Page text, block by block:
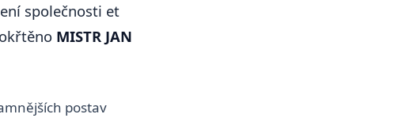
společnosti et
MISTR JAN
postav